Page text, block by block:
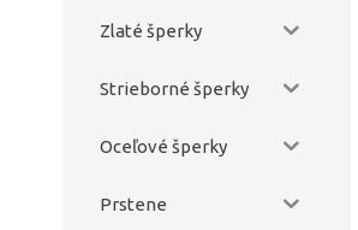
Zlaté šperky
Strieborné šperky
Oceľové šperky
Prstene